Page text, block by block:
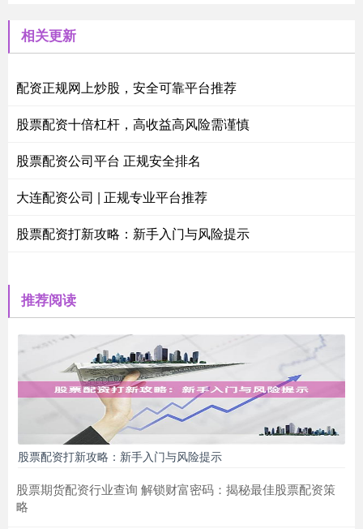
相关更新
配资正规网上炒股，安全可靠平台推荐
股票配资十倍杠杆，高收益高风险需谨慎
股票配资公司平台 正规安全排名
大连配资公司 | 正规专业平台推荐
股票配资打新攻略：新手入门与风险提示
推荐阅读
股票配资打新攻略：新手入门与风险提示
股票期货配资行业查询 解锁财富密码：揭秘最佳股票配资策
略